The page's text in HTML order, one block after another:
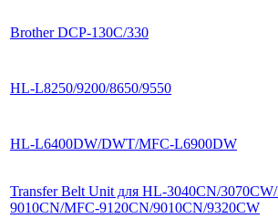
Brother DCP-130C/330
HL-L8250/9200/8650/9550
HL-L6400DW/DWT/MFC-L6900DW
Transfer Belt Unit для HL-3040CN/
9010CN/MFC-9120CN/9010CN/9320CW